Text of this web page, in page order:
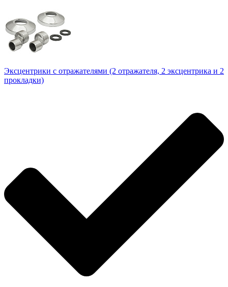
Эксцентрики с отражателями (2 отражателя, 2 эксцентрика и 2
прокладки)